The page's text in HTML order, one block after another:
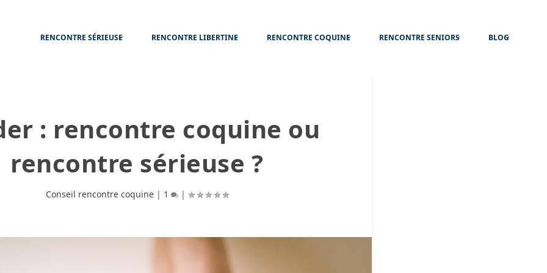
RENCONTRE SÉRIEUSE RENCONTRE LIBERTINE RENCONTRE COQUINE RENCONTRE SENIORS BLOG
: rencontre coquine ou
rencontre sérieuse ?
Conseil rencontre coquine| 1 |